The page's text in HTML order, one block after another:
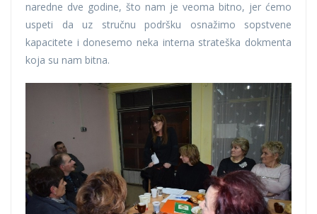
naredne dve godine, što nam je veoma bitno, jer ćemo
uspeti da uz stručnu podršku osnažimo sopstvene
kapacitete i donesemo neka interna strateška dokmenta
koja su nam bitna.